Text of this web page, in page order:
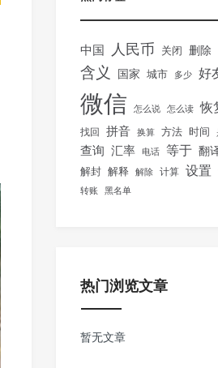
中国 人民币 关闭 删除
含义 国家 城市 多少 好
微信 怎么说 怎么读 恢
找回 拼音 换算 方法 时间
查询 汇率 电话 等于 翻
解封 解释 解除 计算 设置
转账 黑名单
热门浏览文章
暂无文章